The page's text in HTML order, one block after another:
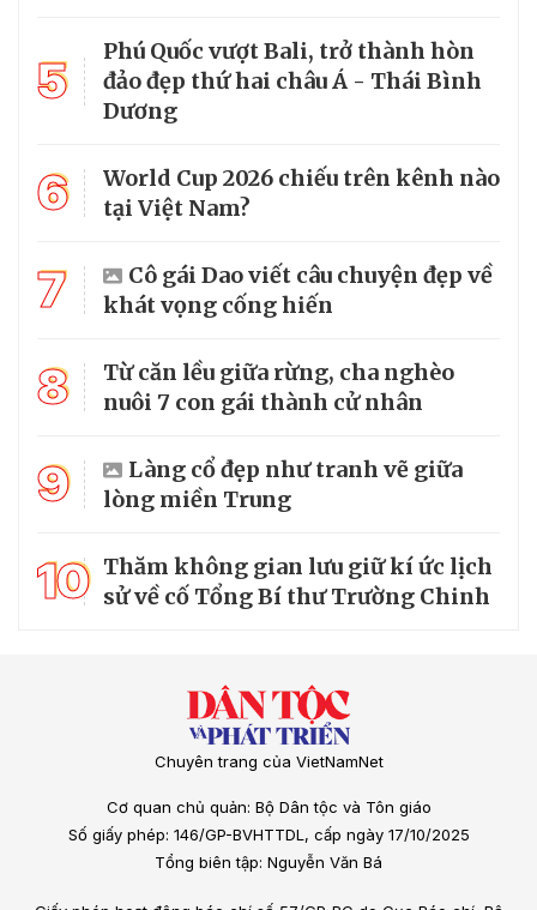
5
Phú Quốc vượt Bali, trở thành hòn
đảo đẹp thứ hai châu Á - Thái Bình
Dương
6
World Cup 2026 chiếu trên kênh nào
tại Việt Nam?
7
Cô gái Dao viết câu chuyện đẹp về
khát vọng cống hiến
8
Từ căn lều giữa rừng, cha nghèo
nuôi 7 con gái thành cử nhân
9
Làng cổ đẹp như tranh vẽ giữa
lòng miền Trung
10 Thăm không gian lưu giữ kí ức lịch
sử về cố Tổng Bí thư Trường Chinh
Chuyên trang của VietNamNet
Cơ quan chủ quản: Bộ Dân tộc và Tôn giáo
Số giấy phép: 146/GP-BVHTTDL, cấp ngày 17/10/2025
Tổng biên tập: Nguyễn Văn Bá